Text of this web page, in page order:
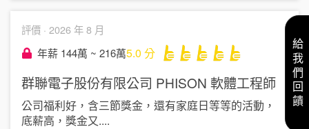
評價 · 2026 年 8 月
年薪 144萬 ~ 216萬5.0 分
群聯電子股份有限公司 PHISON 軟體工程師
公司福利好，含三節獎金，還有家庭日等等的活動，
底薪高，獎金又....
給我們回饋